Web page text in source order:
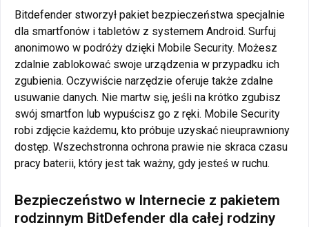
Bitdefender stworzył pakiet bezpieczeństwa specjalnie
dla smartfonów i tabletów z systemem Android. Surfuj
anonimowo w podróży dzięki Mobile Security. Możesz
zdalnie zablokować swoje urządzenia w przypadku ich
zgubienia. Oczywiście narzędzie oferuje także zdalne
usuwanie danych. Nie martw się, jeśli na krótko zgubisz
swój smartfon lub wypuścisz go z ręki. Mobile Security
robi zdjęcie każdemu, kto próbuje uzyskać nieuprawniony
dostęp. Wszechstronna ochrona prawie nie skraca czasu
pracy baterii, który jest tak ważny, gdy jesteś w ruchu.
Bezpieczeństwo w Internecie z pakietem
rodzinnym BitDefender dla całej rodziny